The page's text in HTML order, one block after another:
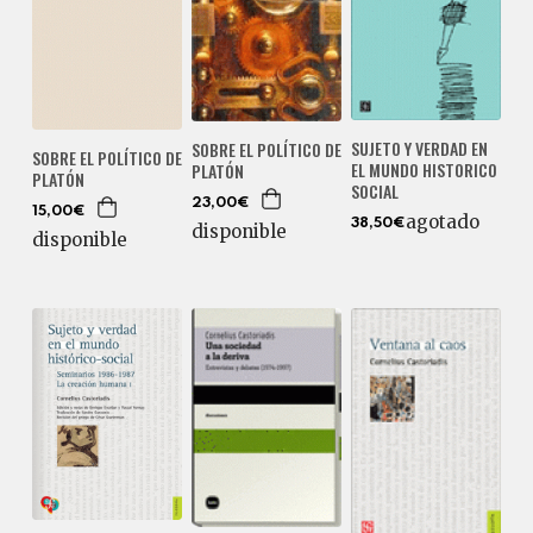
SOBRE EL POLÍTICO DE
PLATÓN
15,00€
disponible
SOBRE EL POLÍTICO DE
PLATÓN
23,00€
disponible
SUJETO Y VERDAD EN
EL MUNDO HISTORICO
SOCIAL
38,50€agotado